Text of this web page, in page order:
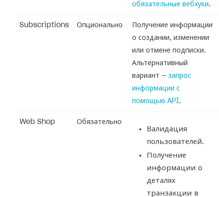
обязательные вебхуки.
Subscriptions Опционально
Получение информации
о создании, изменении
или отмене подписки.
Альтернативный
вариант — запрос
информации с
помощью API.
Web Shop Обязательно
Валидация
пользователей.
Получение
информации о
деталях
транзакции в